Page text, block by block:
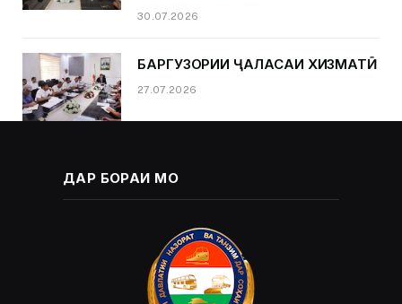
30.07.2026
БАРГУЗОРИИ ҶАЛАСАИ ХИЗМАТӢ
27.07.2026
ДАР БОРАИ МО